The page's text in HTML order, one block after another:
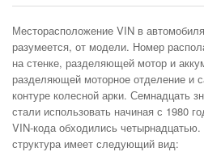
Месторасположение VIN в
разумеется, от модели. Номер
на стенке, разделяющей мотор и
разделяющей моторное отделение и
контуре колесной арки. Семнадцать
стали использовать начиная с 1980
VIN-кода обходились
структура имеет следующий вид: